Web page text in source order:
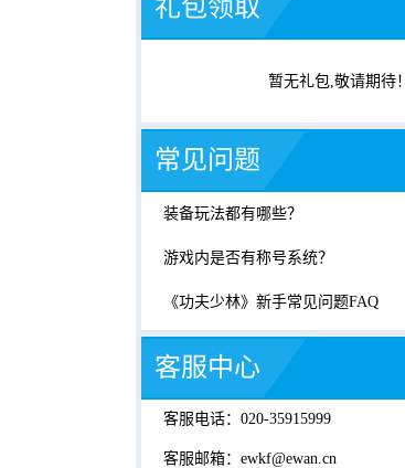
礼包领取
暂无礼包,敬请期待！
常见问题
装备玩法都有哪些？
游戏内是否有称号系统？
《功夫少林》新手常见问题FAQ
客服中心
客服电话：020-35915999
客服邮箱： ewkf@ewan.cn